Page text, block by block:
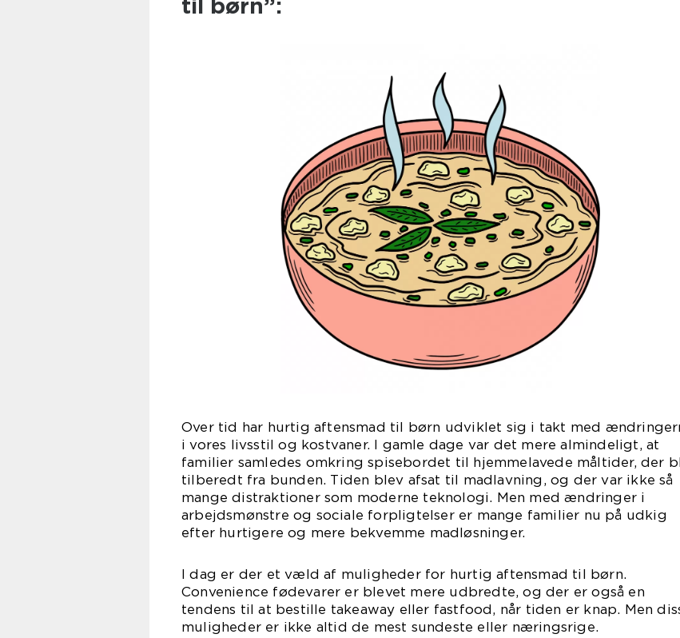
til børn”:
Over tid har hurtig aftensmad til børn udviklet sig i takt med
i vores livsstil og kostvaner. I gamle dage var det mere almindeligt, at
familier samledes omkring spisebordet til hjemmelavede måltider, der
tilberedt fra bunden. Tiden blev afsat til madlavning, og der var ikke så
mange distraktioner som moderne teknologi. Men med ændringer i
arbejdsmønstre og sociale forpligtelser er mange familier nu på udkig
efter hurtigere og mere bekvemme madløsninger.
I dag er der et væld af muligheder for hurtig aftensmad til børn.
Convenience fødevarer er blevet mere udbredte, og der er også en
tendens til at bestille takeaway eller fastfood, når tiden er knap. Men
muligheder er ikke altid de mest sundeste eller næringsrige.